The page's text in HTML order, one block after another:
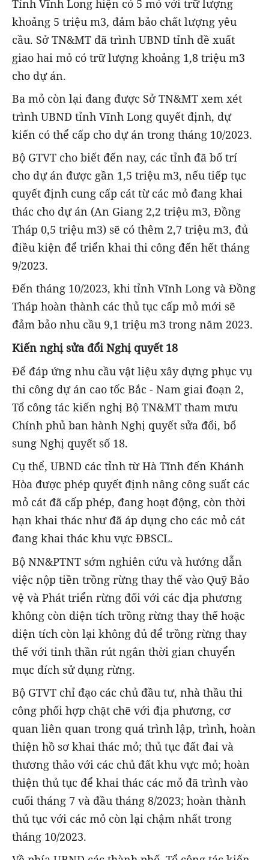
Tỉnh Vĩnh Long hiện có 5 mỏ với trữ lượng
khoảng 5 triệu m3, đảm bảo chất lượng yêu
cầu. Sở TN&MT đã trình UBND tỉnh đề xuất
giao hai mỏ có trữ lượng khoảng 1,8 triệu m3
cho dự án.
Ba mỏ còn lại đang được Sở TN&MT xem xét
trình UBND tỉnh Vĩnh Long quyết định, dự
kiến có thể cấp cho dự án trong tháng 10/2023.
Bộ GTVT cho biết đến nay, các tỉnh đã bố trí
cho dự án được gần 1,5 triệu m3, nếu tiếp tục
quyết định cung cấp cát từ các mỏ đang khai
thác cho dự án (An Giang 2,2 triệu m3, Đồng
Tháp 0,5 triệu m3) sẽ có thêm 2,7 triệu m3, đủ
điều kiện để triển khai thi công đến hết tháng
9/2023.
Đến tháng 10/2023, khi tỉnh Vĩnh Long và Đồng
Tháp hoàn thành các thủ tục cấp mỏ mới sẽ
đảm bảo nhu cầu 9,1 triệu m3 trong năm 2023.
Kiến nghị sửa đổi Nghị quyết 18
Để đáp ứng nhu cầu vật liệu xây dựng phục vụ
thi công dự án cao tốc Bắc - Nam giai đoạn 2,
Tổ công tác kiến nghị Bộ TN&MT tham mưu
Chính phủ ban hành Nghị quyết sửa đổi, bổ
sung Nghị quyết số 18.
Cụ thể, UBND các tỉnh từ Hà Tĩnh đến Khánh
Hòa được phép quyết định nâng công suất các
mỏ cát đã cấp phép, đang hoạt động, còn thời
hạn khai thác như đã áp dụng cho các mỏ cát
đang khai thác khu vực ĐBSCL.
Bộ NN&PTNT sớm nghiên cứu và hướng dẫn
việc nộp tiền trồng rừng thay thế vào Quỹ Bảo
vệ và Phát triển rừng đối với các địa phương
không còn diện tích trồng rừng thay thế hoặc
diện tích còn lại không đủ để trồng rừng thay
thế với tinh thần rút ngắn thời gian chuyển
mục đích sử dụng rừng.
Bộ GTVT chỉ đạo các chủ đầu tư, nhà thầu thi
công phối hợp chặt chẽ với địa phương, cơ
quan liên quan trong quá trình lập, trình, hoàn
thiện hồ sơ khai thác mỏ; thủ tục đất đai và
thương thảo với các chủ đất khu vực mỏ; hoàn
thiện thủ tục để khai thác các mỏ đã trình vào
cuối tháng 7 và đầu tháng 8/2023; hoàn thành
thủ tục với các mỏ còn lại chậm nhất trong
tháng 10/2023.